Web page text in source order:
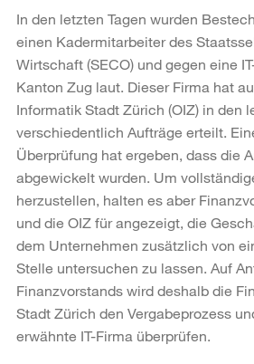
In den letzten Tagen wurden
einen Kadermitarbeiter des
Wirtschaft (SECO) und gegen eine
Kanton Zug laut. Dieser Firma hat
Informatik Stadt Zürich (OIZ) in den
verschiedentlich Aufträge erteilt.
Überprüfung hat ergeben, dass die
abgewickelt wurden. Um
herzustellen, halten es aber
und die OIZ für angezeigt, die
dem Unternehmen zusätzlich von
Stelle untersuchen zu lassen. Auf
Finanzvorstands wird deshalb die
Stadt Zürich den Vergabeprozess
erwähnte IT-Firma überprüfen.